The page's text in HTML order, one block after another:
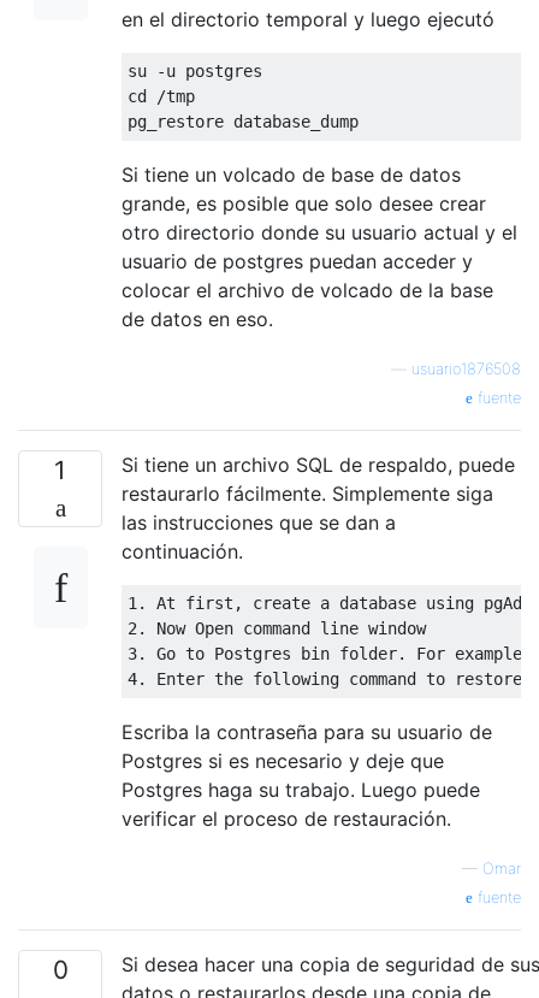
en el directorio temporal y luego ejecutó
su -u postgres
cd
/tmp
pg_restore database_dump
Si tiene un volcado de base de datos
grande, es posible que solo desee crear
otro directorio donde su usuario actual y el
usuario de postgres puedan acceder y
colocar el archivo de volcado de la base
de datos en eso.
usuario1876508
fuente
1
Si tiene un archivo SQL de respaldo, puede
restaurarlo fácilmente. Simplemente siga
las instrucciones que se dan a
continuación.
1. At first , create a database using
2.
Now Open
3.
Go to Postgres bin folder. For example
4.
Enter the following command to restore
Escriba la contraseña para su usuario de
Postgres si es necesario y deje que
Postgres haga su trabajo. Luego puede
verificar el proceso de restauración.
— Omar
fuente
0
Si desea hacer una copia de seguridad de sus
datos o restaurarlos desde una copia de